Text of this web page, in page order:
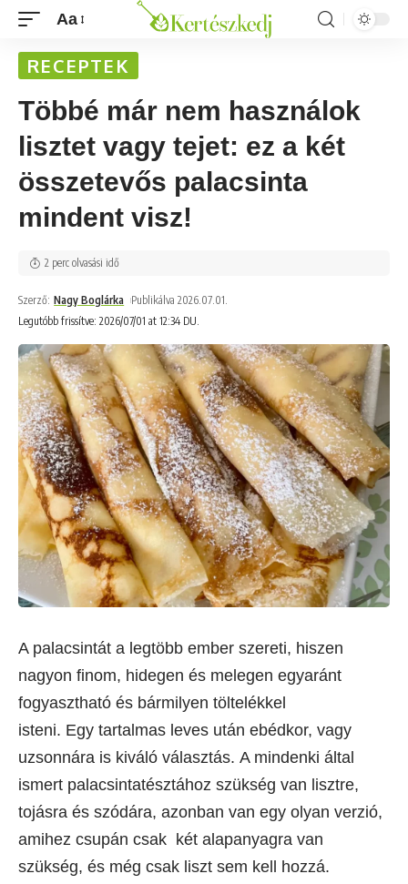
Aa
RECEPTEK
Többé már nem használok
lisztet vagy tejet: ez a két
összetevős palacsinta
mindent visz!
Legutóbb frissítve: 2026/07/01 at 12:34 DU.
Szerző: Nagy Boglárka Publikálva 2026.07.01.
2 perc olvasási idő
A palacsintát a legtöbb ember szereti, hiszen
nagyon finom, hidegen és melegen egyaránt
fogyasztható és bármilyen töltelékkel
isteni. Egy tartalmas leves után ebédkor, vagy
uzsonnára is kiváló választás. A mindenki által
ismert palacsintatésztához szükség van lisztre,
tojásra és szódára, azonban van egy olyan verzió,
amihez csupán csak két alapanyagra van
szükség, és még csak liszt sem kell hozzá.